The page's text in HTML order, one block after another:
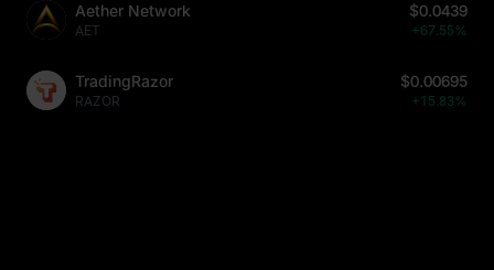
Aether Network
AET
$0.0439
+67.55%
TradingRazor
RAZOR
$0.00695
+15.83%